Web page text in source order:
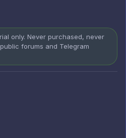
only. Never purchased, never
forums and Telegram